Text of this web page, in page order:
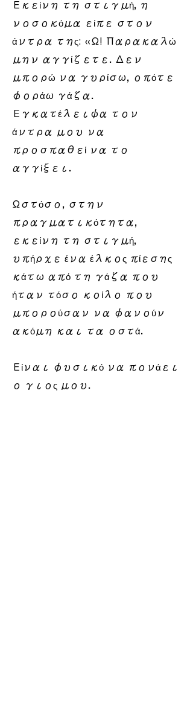
Εκείνη τη στιγμή, η
νοσοκόμα είπε στον
άντρα της: «Ω! Παρακαλώ
μην αγγίζετε. Δεν
μπορώ να γυρίσω, οπότε
φοράω γάζα.
Εγκατέλειψα τον
άντρα μου να
προσπαθεί να το
αγγίξει.
Ωστόσο, στην
πραγματικότητα,
εκείνη τη στιγμή,
υπήρχε ένα έλκος πίεσης
κάτω από τη γάζα που
ήταν τόσο κοίλο που
μπορούσαν να φανούν
ακόμη και τα οστά.
Είναι φυσικό να πονάει
ο γιος μου.